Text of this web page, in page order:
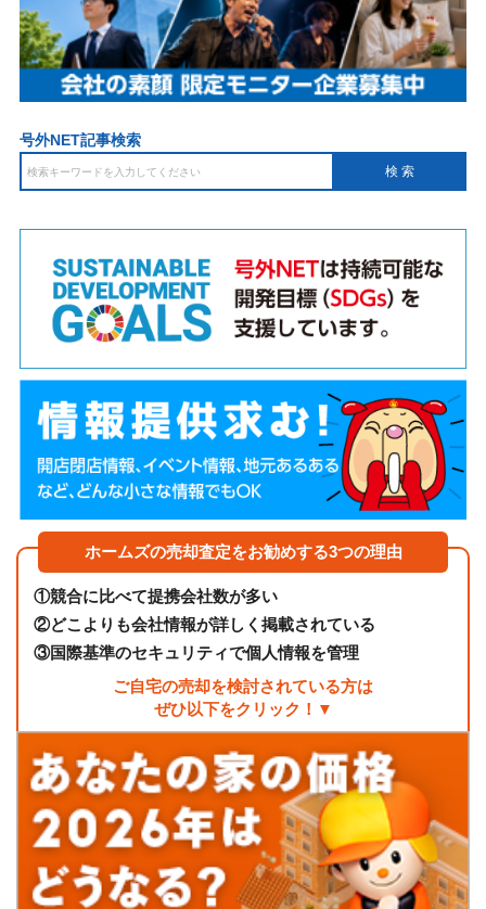
号外NET記事検索
ホームズの売却査定をお勧めする3つの理由
①競合に比べて提携会社数が多い
②どこよりも会社情報が詳しく掲載されている
③国際基準のセキュリティで個人情報を管理
ご自宅の売却を検討されている方は
ぜひ以下をクリック！▼